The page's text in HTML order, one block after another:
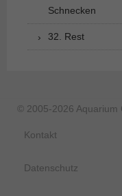
Schnecken
32. Rest
© 2005-2026 Aquarium
Kontakt
Datenschutz